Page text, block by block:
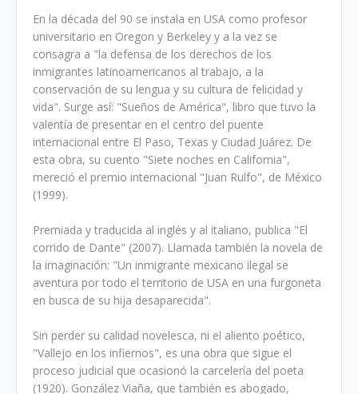
En la década del 90 se instala en USA como profesor
universitario en Oregon y Berkeley y a la vez se
consagra a "la defensa de los derechos de los
inmigrantes latinoamericanos al trabajo, a la
conservación de su lengua y su cultura de felicidad y
vida". Surge así: "Sueños de América", libro que tuvo la
valentía de presentar en el centro del puente
internacional entre El Paso, Texas y Ciudad Juárez. De
esta obra, su cuento "Siete noches en California",
mereció el premio internacional "Juan Rulfo", de México
(1999).
Premiada y traducida al inglés y al italiano, publica "El
corrido de Dante" (2007). Llamada también la novela de
la imaginación: "Un inmigrante mexicano ilegal se
aventura por todo el territorio de USA en una furgoneta
en busca de su hija desaparecida".
Sin perder su calidad novelesca, ni el aliento poético,
"Vallejo en los infiernos", es una obra que sigue el
proceso judicial que ocasionó la carcelería del poeta
(1920). González Viaña, que también es abogado,